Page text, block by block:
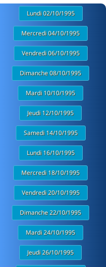
Lundi 02/10/1995
Mercredi 04/10/1995
Vendredi 06/10/1995
Dimanche 08/10/1995
Mardi 10/10/1995
Jeudi 12/10/1995
Samedi 14/10/1995
Lundi 16/10/1995
Mercredi 18/10/1995
Vendredi 20/10/1995
Dimanche 22/10/1995
Mardi 24/10/1995
Jeudi 26/10/1995